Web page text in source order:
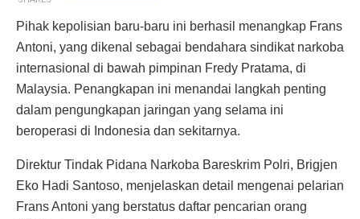
Pihak kepolisian baru-baru ini berhasil menangkap Frans
Antoni, yang dikenal sebagai bendahara sindikat narkoba
internasional di bawah pimpinan Fredy Pratama, di
Malaysia. Penangkapan ini menandai langkah penting
dalam pengungkapan jaringan yang selama ini
beroperasi di Indonesia dan sekitarnya.
Direktur Tindak Pidana Narkoba Bareskrim Polri, Brigjen
Eko Hadi Santoso, menjelaskan detail mengenai pelarian
Frans Antoni yang berstatus daftar pencarian orang